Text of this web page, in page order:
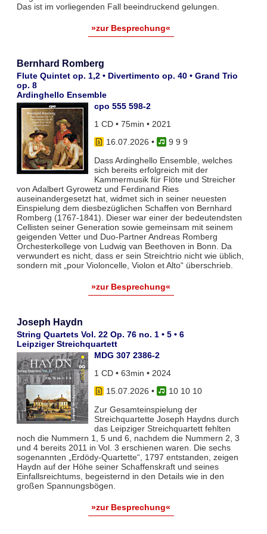
Das ist im vorliegenden Fall beeindruckend gelungen.
»zur Besprechung«
Bernhard Romberg
Flute Quintet op. 1,2 • Divertimento op. 40 • Grand Trio
op. 8
Ardinghello Ensemble
cpo 555 598-2
1 CD • 75min • 2021
16.07.2026 •
9 9 9
Dass Ardinghello Ensemble, welches
sich bereits erfolgreich mit der
Kammermusik für Flöte und Streicher
von Adalbert Gyrowetz und Ferdinand Ries
auseinandergesetzt hat, widmet sich in seiner neuesten
Einspielung dem diesbezüglichen Schaffen von Bernhard
Romberg (1767-1841). Dieser war einer der bedeutendsten
Cellisten seiner Generation sowie gemeinsam mit seinem
geigenden Vetter und Duo-Partner Andreas Romberg
Orchesterkollege von Ludwig van Beethoven in Bonn. Da
verwundert es nicht, dass er sein Streichtrio nicht wie üblich,
sondern mit „pour Violoncelle, Violon et Alto“ überschrieb.
»zur Besprechung«
Joseph Haydn
String Quartets Vol. 22 Op. 76 no. 1 • 5 • 6
Leipziger Streichquartett
MDG 307 2386-2
1 CD • 63min • 2024
15.07.2026 •
10 10 10
Zur Gesamteinspielung der
Streichquartette Joseph Haydns durch
das Leipziger Streichquartett fehlten
noch die Nummern 1, 5 und 6, nachdem die Nummern 2, 3
und 4 bereits 2011 in Vol. 3 erschienen waren. Die sechs
sogenannten „Erdödy-Quartette“, 1797 entstanden, zeigen
Haydn auf der Höhe seiner Schaffenskraft und seines
Einfallsreichtums, begeisternd in den Details wie in den
großen Spannungsbögen.
»zur Besprechung«